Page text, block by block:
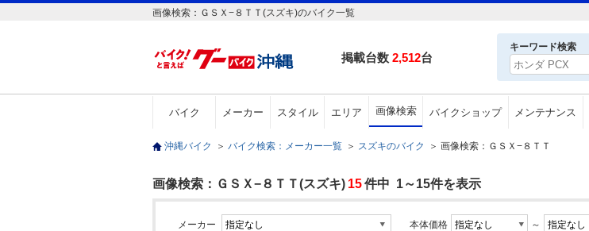
画像検索：ＧＳＸ−８ＴＴ(スズキ)のバイク一覧
掲載台数 2,512台
キーワード検索
バイク メーカー スタイル エリア 画像検索 バイクショップ メンテナンス
沖縄バイク ＞ バイク検索：メーカー一覧 ＞ スズキのバイク ＞ 画像検索：ＧＳＸ−８ＴＴ
画像検索：ＧＳＸ−８ＴＴ(スズキ) 15件中 1～15件を表示
メーカー 本体価格
～